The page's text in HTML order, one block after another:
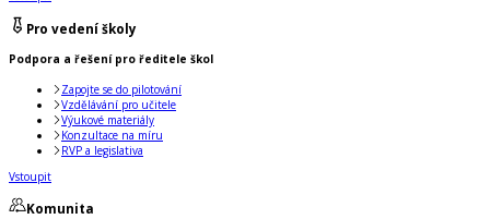
Pro vedení školy
Podpora a řešení pro ředitele škol
Zapojte se do pilotování
Vzdělávání pro učitele
Výukové materiály
Konzultace na míru
RVP a legislativa
Vstoupit
Komunita